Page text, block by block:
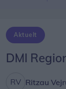
Aktuelt
DMI
Ritzau